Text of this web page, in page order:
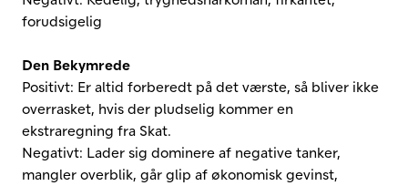
forudsigelig
Den Bekymrede
Positivt: Er altid forberedt på det værste, så bliver ikke
overrasket, hvis der pludselig kommer en
ekstraregning fra Skat.
Negativt: Lader sig dominere af negative tanker,
mangler overblik, går glip af økonomisk gevinst,